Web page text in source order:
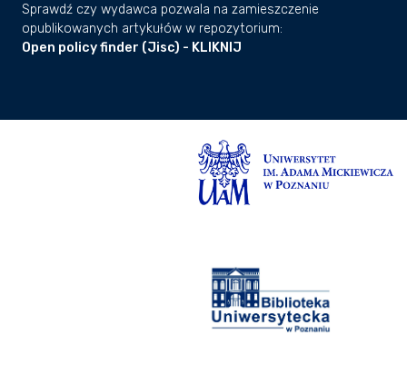
Sprawdź czy wydawca pozwala na zamieszczenie
opublikowanych artykułów w repozytorium:
Open policy finder (Jisc) - KLIKNIJ